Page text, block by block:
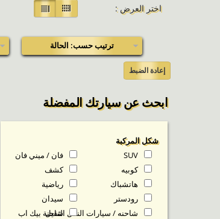
اختر العرض :
ترتيب حسب: الحالة
إعادة الضبط
ابحث عن سيارتك المفضلة
شكل المركبة
فان / ميني فان
كوبيه
كشف
هاتشباك
رياضية
رودستر
سيدان
شاحنه / سيارات النقل الثقيلشاحنة بيك اب